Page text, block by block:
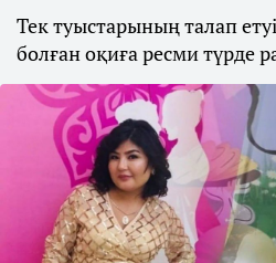
Тек туыстарының талап
болған оқиға ресми түрде